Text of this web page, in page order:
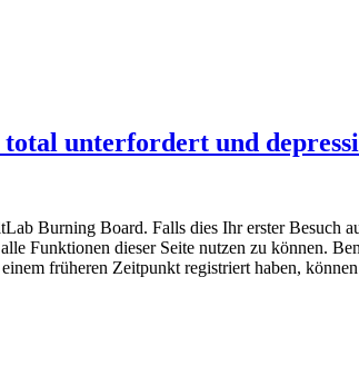
total unterfordert und
Burning Board. Falls dies Ihr erster Besuch
Funktionen dieser Seite nutzen zu können.
früheren Zeitpunkt registriert haben,